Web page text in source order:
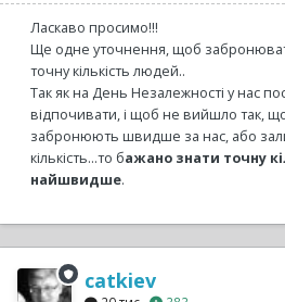
Ласкаво просимо!!!
Ще одне уточнення, щоб
точну кількість людей..
Так як на День Незалежності у нас
відпочивати, і щоб не вийшло так, що
забронюють швидше за нас, або
кількість...то бажано знати точну
найшвидше.
catkiev